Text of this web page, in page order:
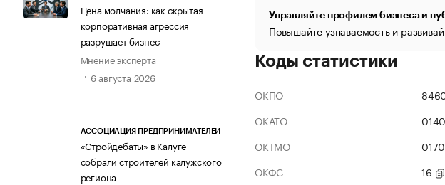
Цена молчания: как скрытая
корпоративная агрессия
разрушает бизнес
Мнение эксперта
6 августа 2026
АССОЦИАЦИЯ ПРЕДПРИНИМАТЕЛЕЙ
«Стройдебаты» в Калуге
собрали строителей калужского
региона
Управляйте профилем бизнеса и
Повышайте узнаваемость и
Коды статистики
ОКПО
ОКАТО
ОКТМО
ОКФС
16